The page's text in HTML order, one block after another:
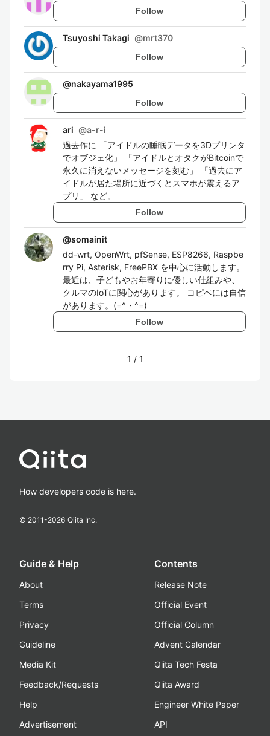
Follow
Tsuyoshi Takagi @mrt370
Follow
@nakayama1995
Follow
ari @a-r-i
過去作に 「アイドルの睡眠データを3Dプリンタ
でオブジェ化」 「アイドルとオタクがBitcoinで
永久に消えないメッセージを刻む」 「過去にア
イドルが居た場所に近づくとスマホが震えるア
プリ」 など。
Follow
@somainit
dd-wrt, OpenWrt, pfSense, ESP8266, Raspbe
rry Pi, Asterisk, FreePBX を中心に活動します。
最近は、子どもやお年寄りに優しい仕組みや、
クルマのIoTに関心があります。 コピペには自信
があります。(=^・^=)
Follow
1 / 1
How developers code is here.
© 2011-2026 Qiita Inc.
Guide & Help
About
Terms
Privacy
Guideline
Media Kit
Feedback/Requests
Help
Advertisement
Contents
Release Note
Official Event
Official Column
Advent Calendar
Qiita Tech Festa
Qiita Award
Engineer White Paper
API